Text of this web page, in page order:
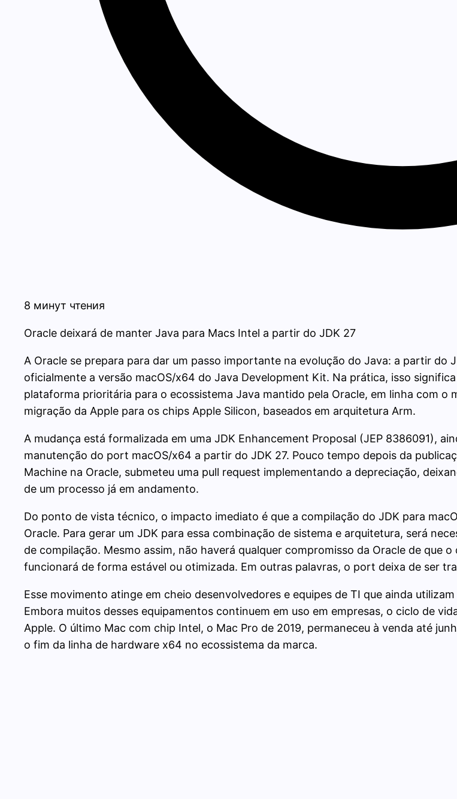
8 минут чтения
Oracle deixará de manter Java para Macs Intel a partir do JDK 27
A Oracle se prepara para dar um passo importante na evolução do Java: a partir do
oficialmente a versão macOS/x64 do Java Development Kit. Na prática, isso
plataforma prioritária para o ecossistema Java mantido pela Oracle, em linha com
migração da Apple para os chips Apple Silicon, baseados em arquitetura Arm.
A mudança está formalizada em uma JDK Enhancement Proposal (JEP 8386091),
manutenção do port macOS/x64 a partir do JDK 27. Pouco tempo depois da
Machine na Oracle, submeteu uma pull request implementando a depreciação,
de um processo já em andamento.
Do ponto de vista técnico, o impacto imediato é que a compilação do JDK para
Oracle. Para gerar um JDK para essa combinação de sistema e arquitetura, será
de compilação. Mesmo assim, não haverá qualquer compromisso da Oracle de que
funcionará de forma estável ou otimizada. Em outras palavras, o port deixa de ser
Esse movimento atinge em cheio desenvolvedores e equipes de TI que ainda
Embora muitos desses equipamentos continuem em uso em empresas, o ciclo de
Apple. O último Mac com chip Intel, o Mac Pro de 2019, permaneceu à venda até
o fim da linha de hardware x64 no ecossistema da marca.